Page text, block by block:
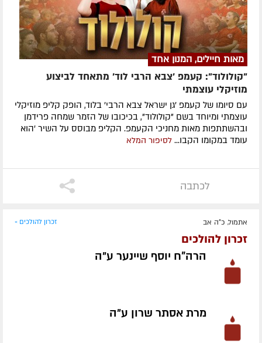
מאות חיילים, המנון אחד
"קולולוד": קעמפ 'צבא הרבי לוד' מתאחד לביצוע
מוזיקלי עוצמתי
עם סיומו של קעמפ 'גן ישראל צבא הרבי' בלוד, הופק קליפ מוזיקלי
עוצמתי ומיוחד בשם "קולולוד", בכיכובו של הזמר שמחה פרידמן
ובהשתתפות מאות מחניכי הקעמפ. הקליפ מבוסס על השיר 'הוא
עומד במקומו הקבו... לסיפור המלא
לכתבה
אתמול, כ"ה אב זכרון להולכים »
זכרון להולכים
הרה"ח יוסף שיינער ע״ה
מרת אסתר שרון ע״ה